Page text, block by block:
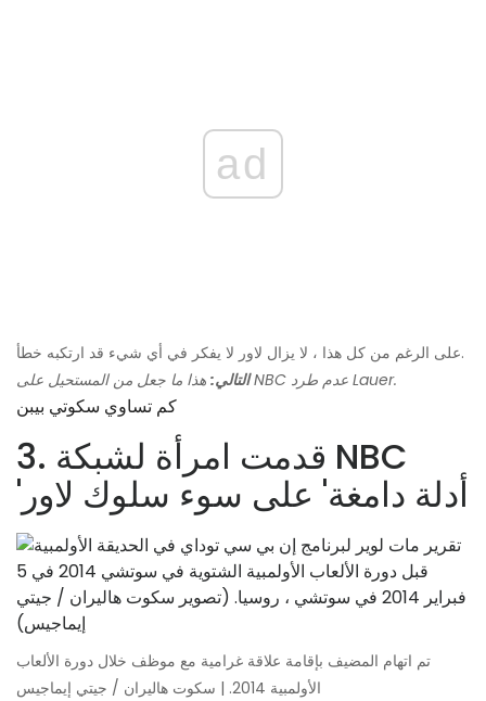
ad
على الرغم من كل هذا ، لا يزال لاور لا يفكر في أي شيء قد ارتكبه خطأ.
التالي:
هذا ما جعل من المستحيل على NBC عدم طرد Lauer.
كم تساوي سكوتي بيبن
3. قدمت امرأة لشبكة NBC
'أدلة دامغة' على سوء سلوك لاور
تم اتهام المضيف بإقامة علاقة غرامية مع موظف خلال دورة الألعاب
الأولمبية 2014. | سكوت هاليران / جيتي إيماجيس